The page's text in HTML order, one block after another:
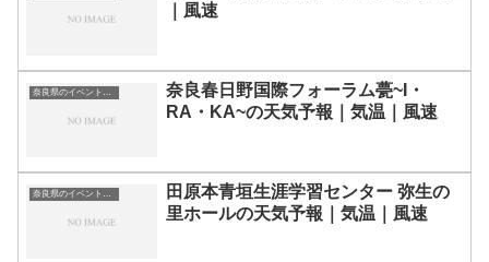
｜風速
奈良県のイベント会場一覧
奈良春日野国際フォーラム甍~I・
RA・KA~の天気予報｜気温｜風速
奈良県のイベント会場一覧
田原本青垣生涯学習センター 弥生の
里ホールの天気予報｜気温｜風速